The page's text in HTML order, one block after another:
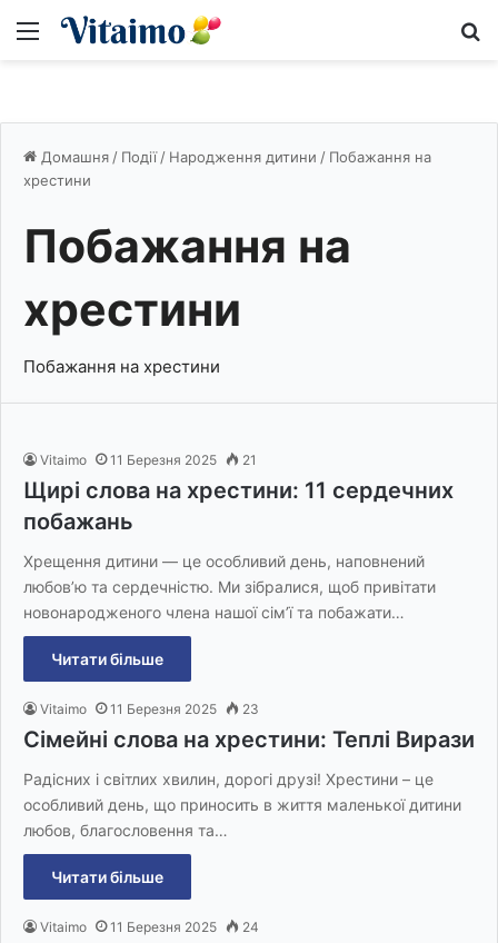
Меню
Домашня / Події / Народження дитини / Побажання на
хрестини
Побажання на
хрестини
Побажання на хрестини
Vitaimo 11 Березня 2025 21
Щирі слова на хрестини: 11 сердечних
побажань
Хрещення дитини — це особливий день, наповнений
любов’ю та сердечністю. Ми зібралися, щоб привітати
новонародженого члена нашої сім’ї та побажати…
Читати більше
Vitaimo 11 Березня 2025 23
Сімейні слова на хрестини: Теплі Вирази
Радісних і світлих хвилин, дорогі друзі! Хрестини – це
особливий день, що приносить в життя маленької дитини
любов, благословення та…
Читати більше
Vitaimo 11 Березня 2025 24